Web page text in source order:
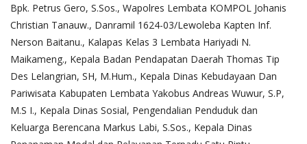
Bpk. Petrus Gero, S.Sos., Wapolres Lembata KOMPOL Johanis
Christian Tanauw., Danramil 1624-03/Lewoleba Kapten Inf.
Nerson Baitanu., Kalapas Kelas 3 Lembata Hariyadi N.
Maikameng., Kepala Badan Pendapatan Daerah Thomas Tip
Des Lelangrian, SH, M.Hum., Kepala Dinas Kebudayaan Dan
Pariwisata Kabupaten Lembata Yakobus Andreas Wuwur, S.P,
M.S I., Kepala Dinas Sosial, Pengendalian Penduduk dan
Keluarga Berencana Markus Labi, S.Sos., Kepala Dinas